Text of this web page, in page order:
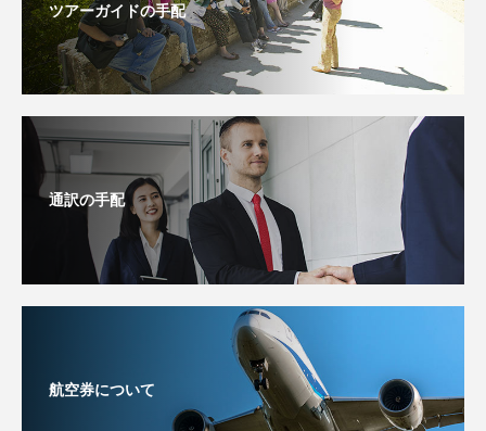
ツアーガイドの手配
通訳の手配
航空券について